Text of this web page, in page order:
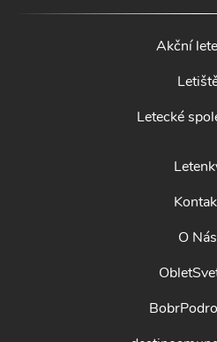
Akční
Letecké
O Nás